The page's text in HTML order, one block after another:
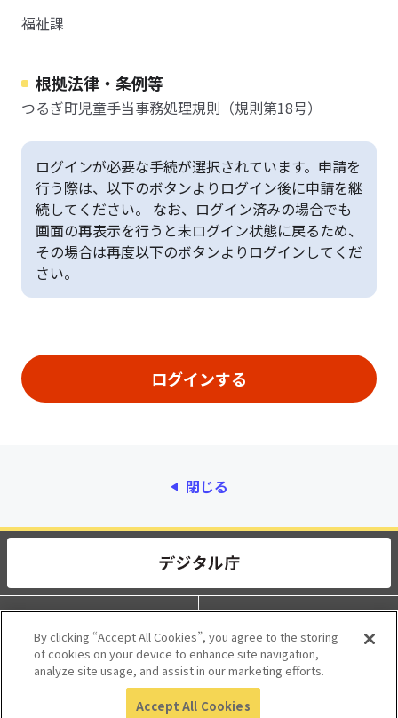
福祉課
根拠法律・条例等
つるぎ町児童手当事務処理規則（規則第18号）
ログインが必要な手続が選択されています。申請を
行う際は、以下のボタンよりログイン後に申請を継
続してください。 なお、ログイン済みの場合でも
画面の再表示を行うと未ログイン状態に戻るため、
その場合は再度以下のボタンよりログインしてくだ
さい。
閉じる
動作環境 個人情報保護
利用規約 アクセシビリティ
© 2017 Digital Agency, Government of Japan.
By clicking “Accept All Cookies”, you agree to the storing
of cookies on your device to enhance site navigation,
analyze site usage, and assist in our marketing efforts.
Accept All Cookies